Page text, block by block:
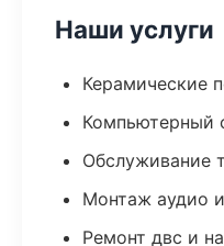
Наши услуги
Керамические
Компьютерный
Обслуживание
Монтаж аудио
Ремонт двс и